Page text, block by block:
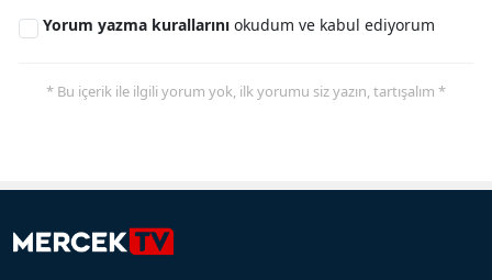
Yorum yazma kurallarını okudum ve kabul ediyorum
* Bu içerik ile ilgili yorum yok, ilk yorumu siz yazın, tartışalım *